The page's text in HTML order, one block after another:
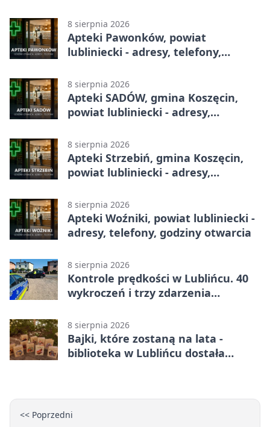
8 sierpnia 2026
Apteki Pawonków, powiat
lubliniecki - adresy, telefony,
8 sierpnia 2026
Apteki SADÓW, gmina Koszęcin,
powiat lubliniecki - adresy,
8 sierpnia 2026
Apteki Strzebiń, gmina Koszęcin,
powiat lubliniecki - adresy,
8 sierpnia 2026
Apteki Woźniki, powiat lubliniecki -
adresy, telefony, godziny otwarcia
8 sierpnia 2026
Kontrole prędkości w Lublińcu. 40
wykroczeń i trzy zdarzenia
8 sierpnia 2026
Bajki, które zostaną na lata -
biblioteka w Lublińcu dostała
<< Poprzedni